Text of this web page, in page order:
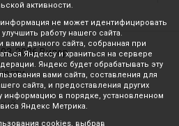
2026 Вилор
активности.
не может идентифицировать
работу нашего сайта.
данного сайта, собранная при
Яндексу и храниться на сервере
Яндекс будет обрабатывать эту
вами сайта, составления для
сайта, и предоставления других
информацию в порядке, установленном
Яндекс Метрика.
cookies, выбрав